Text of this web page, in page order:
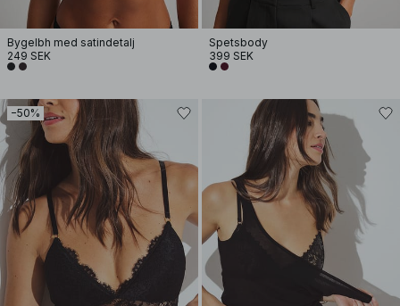
Bygelbh med satindetalj
249 SEK
Spetsbody
399 SEK
−50%